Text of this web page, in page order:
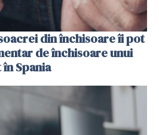
din închisoare îi pot
de închisoare unui
Spania